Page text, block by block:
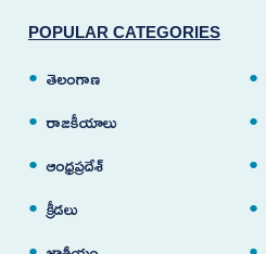
POPULAR CATEGORIES
తెలంగాణ
రాజకీయాలు
ఆంధ్రప్రదేశ్
క్రీడలు